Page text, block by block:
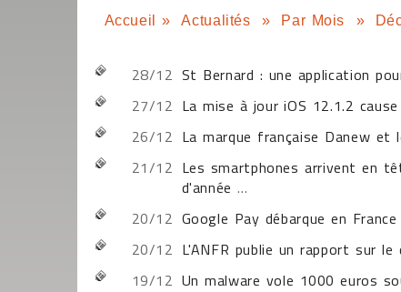
Accueil » Actualités » Par Mois »
28/12 St Bernard : une application
27/12 La mise à jour iOS 12.1.2
26/12 La marque française Danew et
21/12 Les smartphones arrivent en
d'année ...
20/12 Google Pay débarque en France
20/12 L'ANFR publie un rapport sur
19/12 Un malware vole 1000 euros